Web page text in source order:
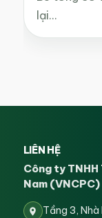
lại…
LIÊN HỆ
Công ty
Nam (VNCPC)
Tầng 3, Nhà